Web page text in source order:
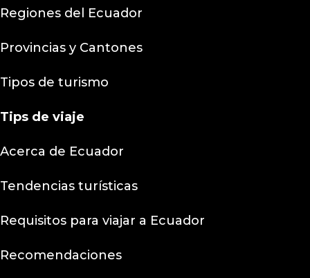
Regiones del Ecuador
Provincias y Cantones
Tipos de turismo
Tips de viaje
Acerca de Ecuador
Tendencias turísticas
Requisitos para viajar a Ecuador
Recomendaciones